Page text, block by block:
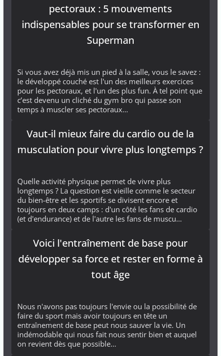
pectoraux : 5 mouvements
indispensables pour se transformer en
Superman
Si vous avez déjà mis un pied à la salle, vous le savez :
le développé couché est l'un des meilleurs exercices
pour les pectoraux, et l'un des plus fun. À tel point que
c’est devenu un cliché du gym bro qui passe son
temps à muscler ses pectoraux…
Vaut-il mieux faire du cardio ou de la
musculation pour vivre plus longtemps ?
Quelle activité physique permet de vivre plus
longtemps ? La question est vieille comme le secteur
du bien-être et les sportifs se divisent encore et
toujours en deux camps : d'un côté les fans de cardio
(et d'endurance) et de l'autre les fans de muscu…
Voici l'entraînement de base pour
développer sa force et rester en forme à
tout âge
Nous n'avons pas toujours l'envie ou la possibilité de
faire du sport mais avoir toujours en tête un
entraînement de base peut nous sauver la vie. Un
indémodable qui nous fait nous sentir bien et auquel
on revient dès que possible…